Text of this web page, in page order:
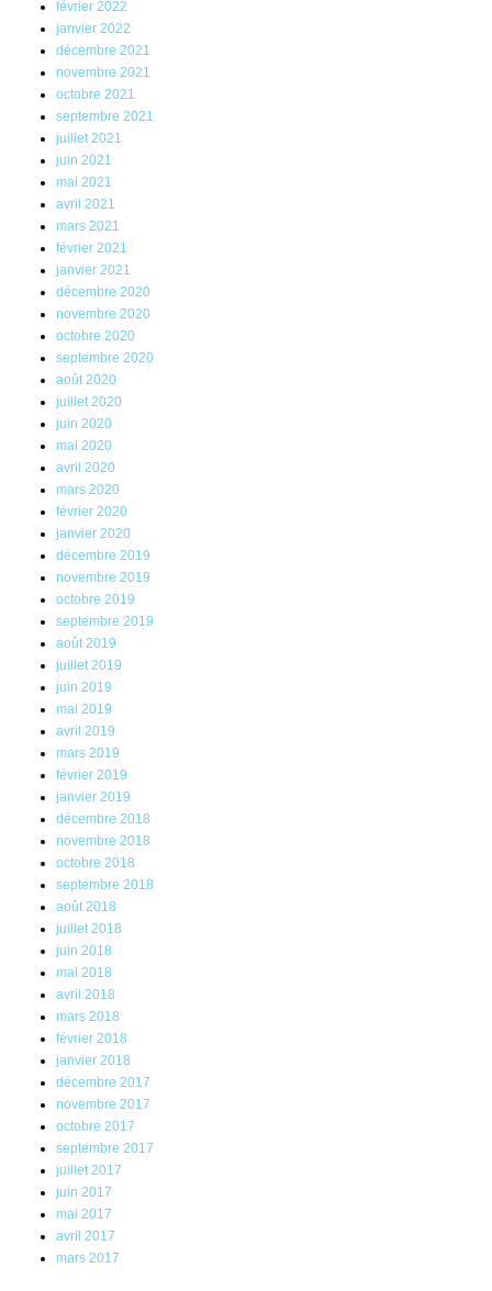
février 2022
janvier 2022
décembre 2021
novembre 2021
octobre 2021
septembre 2021
juillet 2021
juin 2021
mai 2021
avril 2021
mars 2021
février 2021
janvier 2021
décembre 2020
novembre 2020
octobre 2020
septembre 2020
août 2020
juillet 2020
juin 2020
mai 2020
avril 2020
mars 2020
février 2020
janvier 2020
décembre 2019
novembre 2019
octobre 2019
septembre 2019
août 2019
juillet 2019
juin 2019
mai 2019
avril 2019
mars 2019
février 2019
janvier 2019
décembre 2018
novembre 2018
octobre 2018
septembre 2018
août 2018
juillet 2018
juin 2018
mai 2018
avril 2018
mars 2018
février 2018
janvier 2018
décembre 2017
novembre 2017
octobre 2017
septembre 2017
juillet 2017
juin 2017
mai 2017
avril 2017
mars 2017